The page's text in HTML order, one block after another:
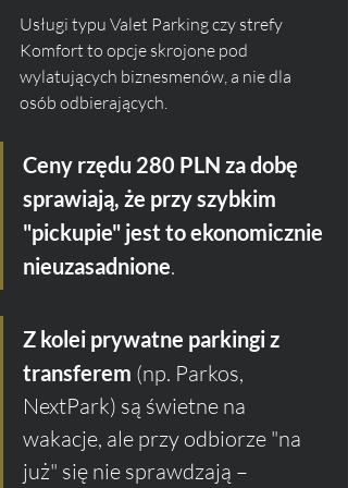
Usługi typu Valet Parking czy strefy
Komfort to opcje skrojone pod
wylatujących biznesmenów, a nie dla
osób odbierających.
Ceny rzędu 280 PLN za dobę
sprawiają, że przy szybkim
"pickupie" jest to ekonomicznie
nieuzasadnione.
Z kolei prywatne parkingi z
transferem (np. Parkos,
NextPark) są świetne na
wakacje, ale przy odbiorze "na
już" się nie sprawdzają –